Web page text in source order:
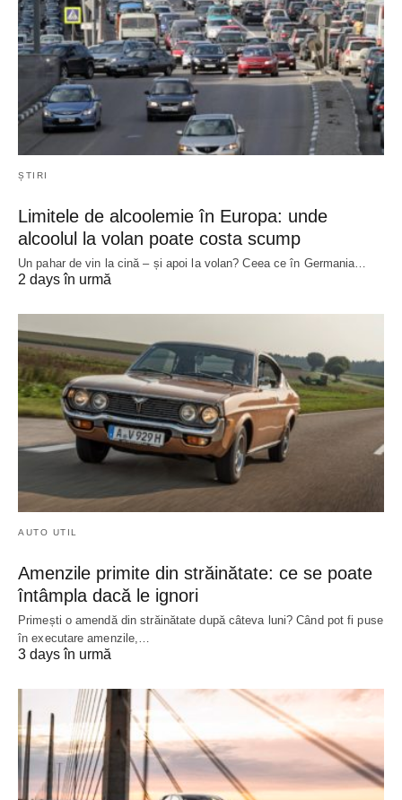
ȘTIRI
Limitele de alcoolemie în Europa: unde
alcoolul la volan poate costa scump
Un pahar de vin la cină – și apoi la volan? Ceea ce în Germania…
2 days în urmă
AUTO UTIL
Amenzile primite din străinătate: ce se poate
întâmpla dacă le ignori
Primești o amendă din străinătate după câteva luni? Când pot fi puse
în executare amenzile,…
3 days în urmă